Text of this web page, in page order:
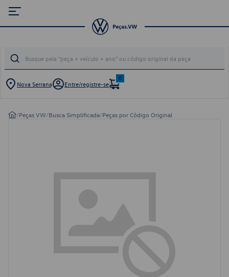
Nova Serrana Entre/registre-se
0
/Peças VW/Busca Simplificada/Peças por Código Original